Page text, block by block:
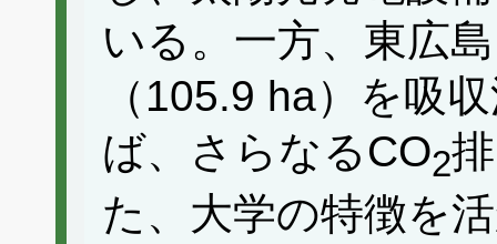
いる。一方、東広
（105.9 ha）を吸
ば、さらなるCO2
た、大学の特徴を